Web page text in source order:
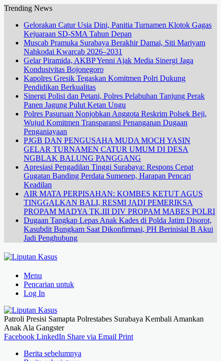
Trending News
Gelorakan Catur Usia Dini, Panitia Turnamen Klotok Gagas
Kejuaraan SD-SMA Tahun Depan
Muscab Pramuka Surabaya Berakhir Damai, Siti Mariyam
Nahkodai Kwarcab 2026–2031
Gelar Piramida, AKBP Yenni Ajak Media Sinergi Jaga
Kondusivitas Bojonegoro
Kapolres Gresik Tegaskan Komitmen Polri Dukung
Pendidikan Berkualitas
Sinergi Polisi dan Petani, Polres Pelabuhan Tanjung Perak
Panen Jagung Pulut Ketan Ungu
Polres Pasuruan Nonjobkan Anggota Reskrim Polsek Beji,
Wujud Komitmen Transparansi Penanganan Dugaan
Penganiayaan
PJGB DAN PENGUSAHA MUDA MOCH YASIN
GELAR TURNAMEN CATUR UMUM DI DESA
NGBLAK BALUNG PANGGANG
Apresiasi Pengadilan Tinggi Surabaya: Respons Cepat
Gugatan Banding Perdata Sumenep, Harapan Pencari
Keadilan
AIR MATA PERPISAHAN: KOMBES KETUT AGUS
TINGGALKAN BALI, RESMI JADI PEMERIKSA
PROPAM MADYA TK.III DIV PROPAM MABES POLRI
Dugaan Tangkap Lepas Anak Kades di Polda Jatim Disorot,
Kasubdit Bungkam Saat Dikonfirmasi, PH Berinisial B Akui
Jadi Penghubung
Menu
Pencarian untuk
Log In
Patroli Presisi Samapta Polrestabes Surabaya Kembali Amankan
Anak Ala Gangster
Facebook LinkedIn Share via Email Print
Berita sebelumnya